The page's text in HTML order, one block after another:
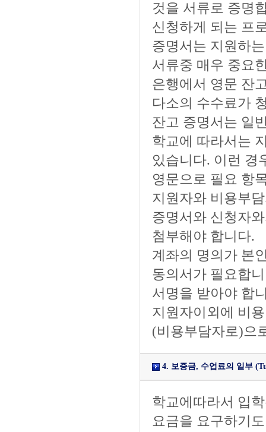
것을 서류로 증명
신청하게 되는 프
증명서는 지원하
서류중 매우 중요
은행에서 영문 잔
다소의 수수료가
잔고 증명서는 일
학교에 따라서는
있습니다. 이런 경
영문으로 필요 항
지원자와 비용부
증명서와 신청자
첨부해야 합니다.
계좌의 명의가 본
동의서가 필요합
서명을 받아야 합
지원자이외에 비
(비용부담자로)으
4. 보증금, 수업료의 일부
학교에따라서 입
요금을 요구하기